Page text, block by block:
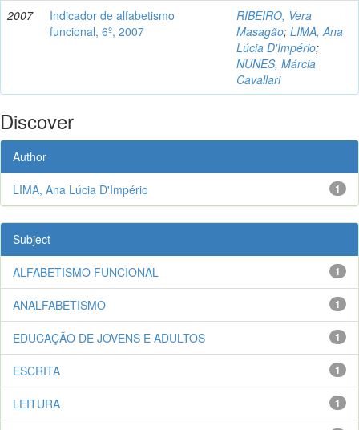
2007
Indicador de alfabetismo
funcional, 6º, 2007
RIBEIRO, Vera
Masagão; LIMA, Ana
Lúcia D'Império;
NUNES, Márcia
Cavallari
Discover
Author
1
LIMA, Ana Lúcia D'Império
Subject
1
ALFABETISMO FUNCIONAL
1
ANALFABETISMO
1
EDUCAÇÃO DE JOVENS E ADULTOS
1
ESCRITA
1
LEITURA